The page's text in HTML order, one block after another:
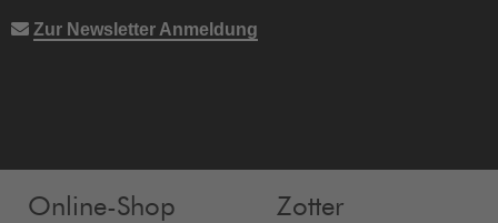
Zur Newsletter Anmeldung
Online-Shop
Zotter